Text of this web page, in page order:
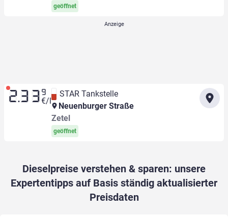
geöffnet
2.33 9
€/l
STAR Tankstelle
Neuenburger Straße
Zetel
geöffnet
Dieselpreise verstehen & sparen: unsere
Expertentipps auf Basis ständig aktualisierter
Preisdaten